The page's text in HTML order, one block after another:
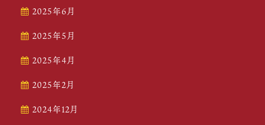
2025年6月
2025年5月
2025年4月
2025年2月
2024年12月